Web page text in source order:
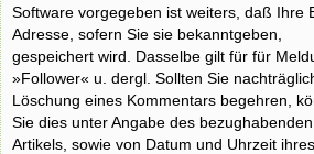
Software vorgegeben ist weiters, daß Ihre
Adresse, sofern Sie sie bekanntgeben,
gespeichert wird. Dasselbe gilt für für
»Follower« u. dergl. Sollten Sie
Löschung eines Kommentars begehren,
Sie dies unter Angabe des bezughabenden
Artikels, sowie von Datum und Uhrzeit ihres